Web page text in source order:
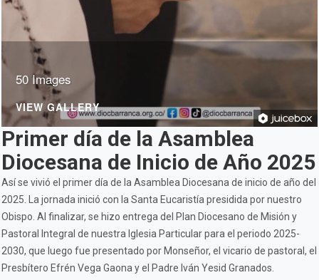
50 Images
VIEW GALLERY
Primer día de la Asamblea
Diocesana de Inicio de Año 2025
Así se vivió el primer día de la Asamblea Diocesana de inicio de año del
2025. La jornada inició con la Santa Eucaristía presidida por nuestro
Obispo. Al finalizar, se hizo entrega del Plan Diocesano de Misión y
Pastoral Integral de nuestra Iglesia Particular para el periodo 2025-
2030, que luego fue presentado por Monseñor, el vicario de pastoral, el
Presbítero Efrén Vega Gaona y el Padre Iván Yesid Granados.